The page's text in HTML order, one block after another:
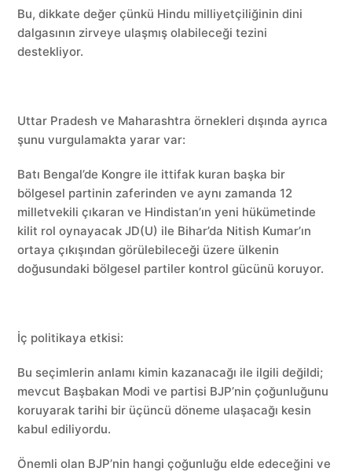
Bu, dikkate değer çünkü Hindu milliyetçiliğinin dini
dalgasının zirveye ulaşmış olabileceği tezini
destekliyor.
Uttar Pradesh ve Maharashtra örnekleri dışında ayrıca
şunu vurgulamakta yarar var:
Batı Bengal’de Kongre ile ittifak kuran başka bir
bölgesel partinin zaferinden ve aynı zamanda 12
milletvekili çıkaran ve Hindistan’ın yeni hükümetinde
kilit rol oynayacak JD(U) ile Bihar’da Nitish Kumar’ın
ortaya çıkışından görülebileceği üzere ülkenin
doğusundaki bölgesel partiler kontrol gücünü koruyor.
İç politikaya etkisi:
Bu seçimlerin anlamı kimin kazanacağı ile ilgili değildi;
mevcut Başbakan Modi ve partisi BJP’nin çoğunluğunu
koruyarak tarihi bir üçüncü döneme ulaşacağı kesin
kabul ediliyordu.
Önemli olan BJP’nin hangi çoğunluğu elde edeceğini ve